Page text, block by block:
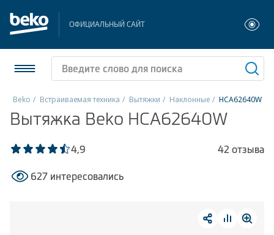
ОФИЦИАЛЬНЫЙ САЙТ
Холодильники и морозильники
Стиральные и сушильные машины
Посудомоечные машины
Beko Встраиваемая техника Вытяжки Наклонные HCA62640W
Вытяжка Beko HCA62640W
4,9 42 отзыва
627 интересовались